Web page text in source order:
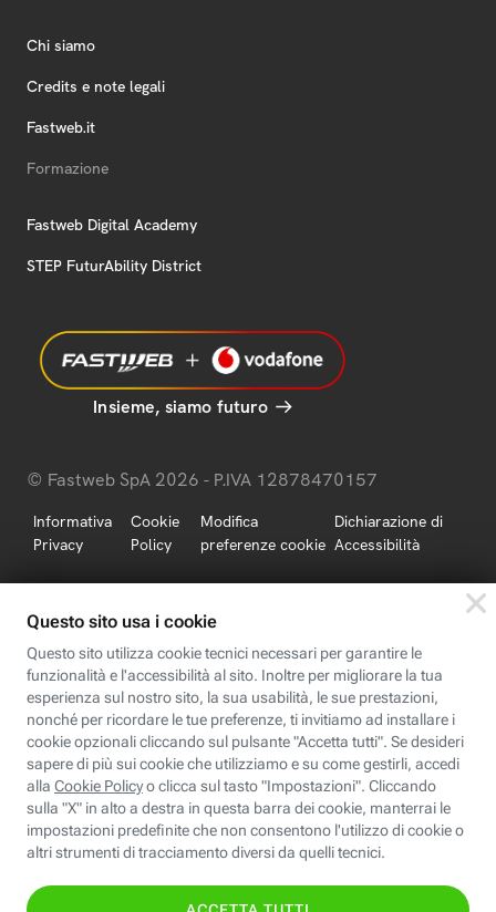
Chi siamo
Credits e note legali
Fastweb.it
Formazione
Fastweb Digital Academy
STEP FuturAbility District
Insieme, siamo futuro
© Fastweb SpA 2026 - P.IVA 12878470157
Informativa
Privacy
Cookie
Policy
Modifica
preferenze cookie
Dichiarazione di
Accessibilità